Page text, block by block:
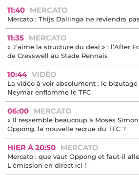
11:40 MERCATO
Mercato : Thijs Dallinga ne reviendra
11:35 MERCATO
« J’aime la structure du deal » : l’After
de Cresswell au Stade Rennais
10:44 VIDÉO
La vidéo à voir absolument : le
Neymar enflamme le TFC
06:00 MERCATO
« Il ressemble beaucoup à Moses
Oppong, la nouvelle recrue du TFC ?
HIER À 20:50 MERCATO
Mercato : que vaut Oppong et faut-il
L'émission en direct ici !